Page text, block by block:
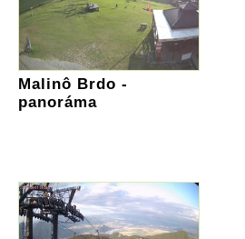
Malinô Brdo -
panoráma